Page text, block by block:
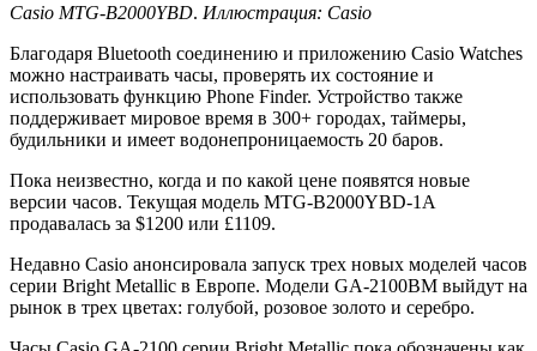
Casio MTG-B2000YBD. Иллюстрация: Casio
Благодаря Bluetooth соединению и приложению Casio Watches
можно настраивать часы, проверять их состояние и
использовать функцию Phone Finder. Устройство также
поддерживает мировое время в 300+ городах, таймеры,
будильники и имеет водонепроницаемость 20 баров.
Пока неизвестно, когда и по какой цене появятся новые
версии часов. Текущая модель MTG-B2000YBD-1A
продавалась за $1200 или £1109.
Недавно Casio анонсировала запуск трех новых моделей часов
серии Bright Metallic в Европе. Модели GA-2100BM выйдут на
рынок в трех цветах: голубой, розовое золото и серебро.